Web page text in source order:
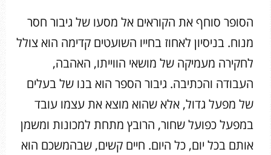
הסופר סוחף את הקוראים אל מסעו של גיבור חסר
מנוח. בניסיון לאחוז בחייו השועטים קדימה הוא צולל
לחקירה מעמיקה של מושאי הווייתו, האהבה,
העבודה והכתיבה. גיבור הספר הוא בנו של בעלים
של מפעל גדול, אלא שהוא מוצא את עצמו עובד
במפעל כפועל שחור, הרובץ מתחת למכונות ומשמן
אותם בכל יום, כל היום. חיים קשים, שבהמשכם הוא